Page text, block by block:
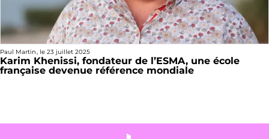
Paul Martin, le 23 juillet 2025
Karim Khenissi, fondateur de l’ESMA, une école
française devenue référence mondiale